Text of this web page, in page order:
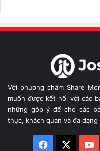
Với phương châm Share
muốn được kết nối với các
những góp ý để cho các
thực, khách quan và đa dạng
Facebook